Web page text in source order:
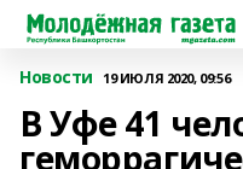
Новости 19 ИЮЛЯ 2020, 09:56
В Уфе 41